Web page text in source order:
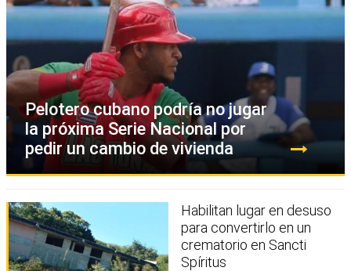
Pelotero cubano podría no jugar
la próxima Serie Nacional por
pedir un cambio de vivienda
Habilitan lugar en desuso
para convertirlo en un
crematorio en Sancti
Spíritus